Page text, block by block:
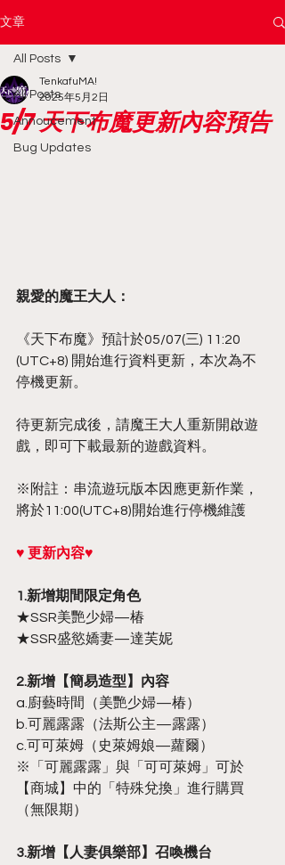
文章
All Posts
Annoucement
Bug Updates
All Posts
5/7 天下布魔更新內容預告
TenkafuMA!
2025年5月2日
親愛的魔王大人：
《天下布魔》預計於05/07(三) 11:20
(UTC+8) 開始進行資料更新，本次為不
停機更新。
待更新完成後，請魔王大人重新開啟遊
戲，即可下載最新的遊戲資料。
※附註：串流遊玩版本因應更新作業，
將於11:00(UTC+8)開始進行停機維護
♥ 更新內容♥
1.新增期間限定角色
★SSR美艷少婦—椿
★SSR盛慾嬌妻—達芙妮
2.新增【簡易造型】內容
a.廚藝時間（美艷少婦—椿）
b.可麗露露（法斯公主—露露）
c.可可萊姆（史萊姆娘—蘿爾）
※「可麗露露」與「可可萊姆」可於
【商城】中的「特殊兌換」進行購買
（無限期）
3.新增【人妻俱樂部】召喚機台